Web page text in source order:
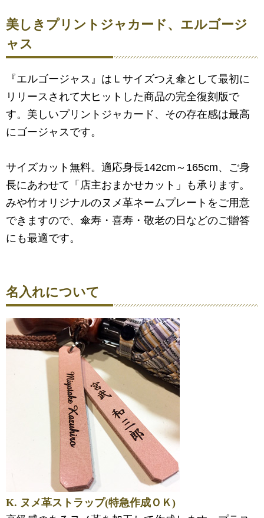
美しきプリントジャカード、エルゴージ
ャス
『エルゴージャス』はＬサイズつえ傘として最初に
リリースされて大ヒットした商品の完全復刻版で
す。美しいプリントジャカード、その存在感は最高
にゴージャスです。
サイズカット無料。適応身長142cm～165cm、ご身
長にあわせて「店主おまかせカット」も承ります。
みや竹オリジナルのヌメ革ネームプレートをご用意
できますので、傘寿・喜寿・敬老の日などのご贈答
にも最適です。
名入れについて
K. ヌメ革ストラップ(特急作成ＯＫ)